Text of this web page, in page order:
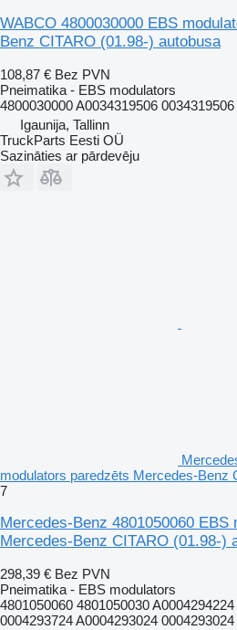
WABCO 4800030000 EBS
Benz CITARO (01.98-) autobusa
108,87 € Bez PVN
Pneimatika - EBS modulators
4800030000 A0034319506 0034319506
Igaunija, Tallinn
TruckParts Eesti OÜ
Sazināties ar pārdevēju
modulators paredzēts Mercedes-Benz
7
Mercedes-Benz 4801050060 EBS
Mercedes-Benz CITARO (01.98-)
298,39 € Bez PVN
Pneimatika - EBS modulators
4801050060 4801050030
0004293724 A0004293024 0004293024